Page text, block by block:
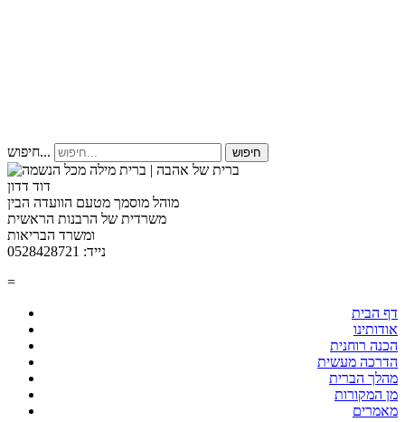
חיפוש... חיפוש
דוד דדון
מוהל מוסמך מטעם הוועדה הבין
משרדית של הרבנות הראשית
ומשרד הבריאות
נייד: 0528428721
=
דף הבית
אודותינו
הכנה רוחנית
הדרכה מעשית
מהלך הברית
מן המקורות
מאמרים